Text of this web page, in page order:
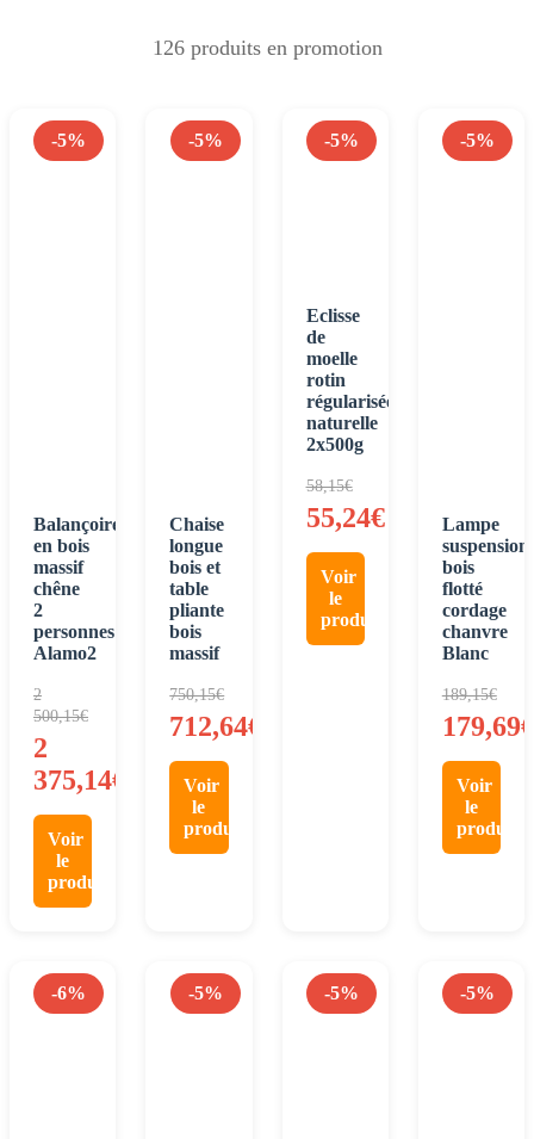
126 produits en promotion
-5%
Balançoire
en bois
massif
chêne
2
personnes
Alamo2
2
500,15€
2
375,14€
Voir
le
produit
-5%
Chaise
longue
bois et
table
pliante
bois
massif
750,15€
712,64€
Voir
le
produit
-5%
Eclisse
de
moelle
rotin
régularisée
naturelle
2x500g
58,15€
55,24€
Voir
le
produit
-5%
Lampe
suspension
bois
flotté
cordage
chanvre
Blanc
189,15€
179,69€
Voir
le
produit
-6% -5% -5% -5%